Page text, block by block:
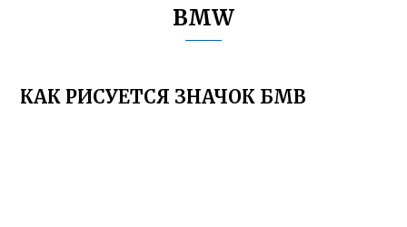
BMW
КАК РИСУЕТСЯ ЗНАЧОК БМВ